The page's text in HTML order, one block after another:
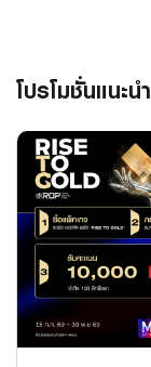
โปรโมชั่นแนะนำ